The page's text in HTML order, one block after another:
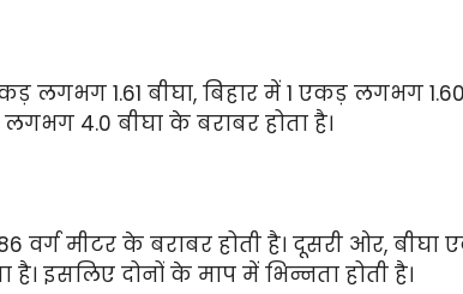
लगभग 1.61 बीघा, बिहार में 1 एकड़ लगभग
4.0 बीघा के बराबर होता है।
मीटर के बराबर होती है। दूसरी ओर, बीघा
इसलिए दोनों के माप में भिन्नता होती है।